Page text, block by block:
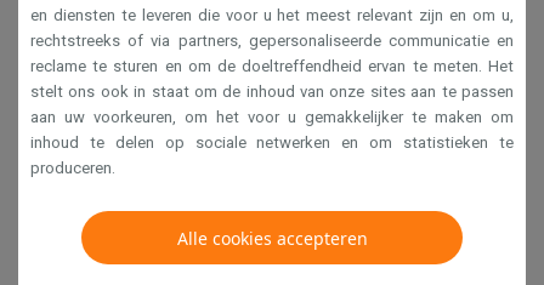
Verkoopsvoorwaarden
Privacy
Disclaimer
Cookies
Krëfel NV - Steenstraat 44 - Industriezone 4 "T Sas",
1851 Humbeek, België
en diensten te leveren die voor u het meest relevant zijn en om u,
rechtstreeks of via partners, gepersonaliseerde communicatie en
reclame te sturen en om de doeltreffendheid ervan te meten. Het
stelt ons ook in staat om de inhoud van onze sites aan te passen
aan uw voorkeuren, om het voor u gemakkelijker te maken om
inhoud te delen op sociale netwerken en om statistieken te
produceren.
Alle cookies accepteren